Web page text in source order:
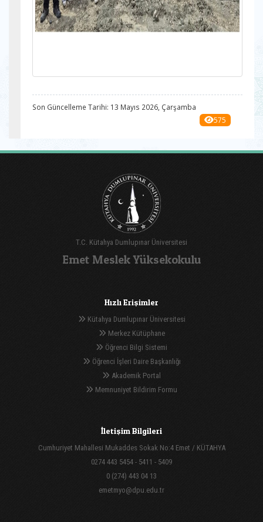
Son Güncelleme Tarihi: 13 Mayıs 2026, Çarşamba
575
T.C. Kütahya Dumlupınar Üniversitesi
Emet Meslek Yüksekokulu
Hızlı Erişimler
Kütahya Dumlupınar Üniversitesi
Merkez Kütüphane
Öğrenci Bilgi Sistemi
Öğrenci İşleri Daire Başkanlığı
Akademik Portal
Memnuniyet Bildirim Formu
İletişim Bilgileri
Cumhuriyet Mahallesi Mukaddes Sokak No:4 Emet / KÜTAHYA
0274 443 5454 - 5411 - 5409
0 (274) 443 04 13
emetmyo@dpu.edu.tr